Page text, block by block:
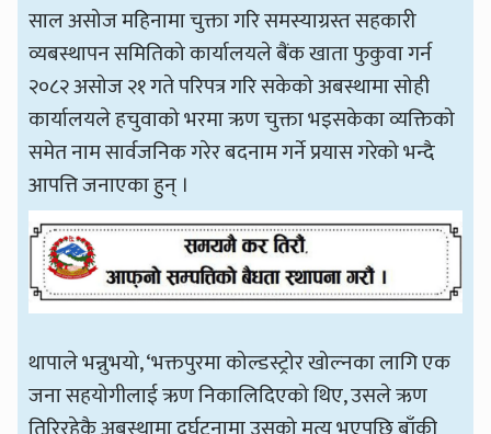
साल असोज महिनामा चुक्ता गरि समस्याग्रस्त सहकारी
व्यबस्थापन समितिको कार्यालयले बैंक खाता फुकुवा गर्न
२०८२ असोज २१ गते परिपत्र गरि सकेको अबस्थामा सोही
कार्यालयले हचुवाको भरमा ऋण चुक्ता भइसकेका व्यक्तिको
समेत नाम सार्वजनिक गरेर बदनाम गर्ने प्रयास गरेको भन्दै
आपत्ति जनाएका हुन् ।
थापाले भन्नुभयो, ‘भक्तपुरमा कोल्डस्ट्रोर खोल्नका लागि एक
जना सहयोगीलाई ऋण निकालिदिएको थिए, उसले ऋण